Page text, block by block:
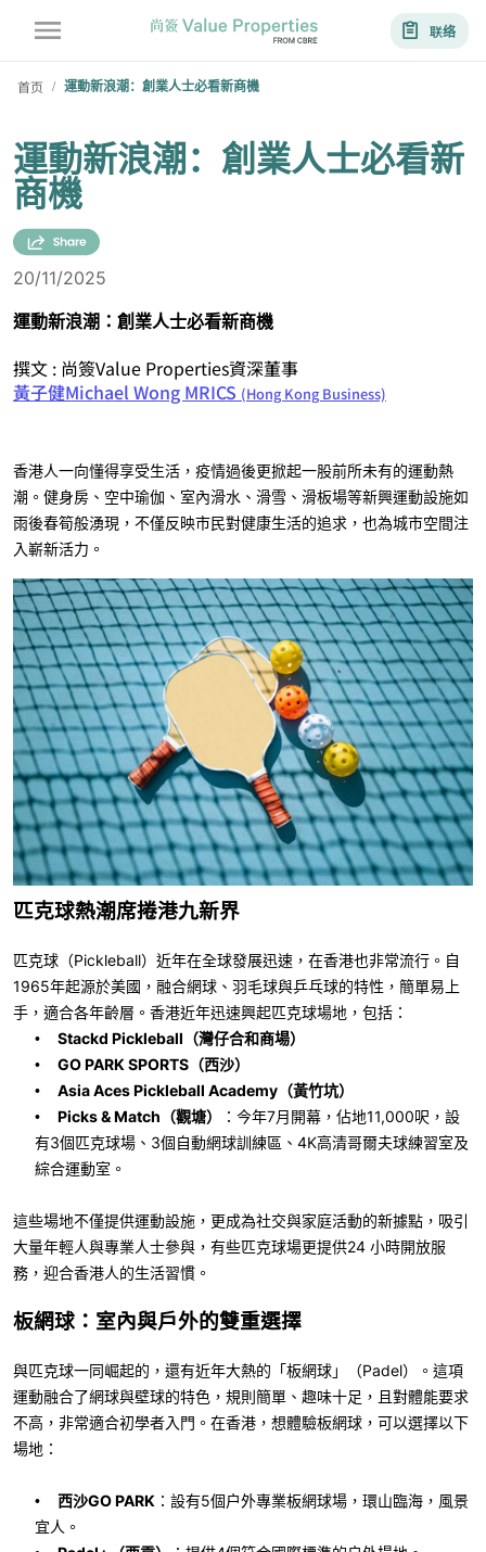
联络
首页 / 運動新浪潮：創業人士必看新商機
運動新浪潮：創業人士必看新
商機
20/11/2025
運動新浪潮：創業人士必看新商機
撰文 : 尚簽Value Properties資深董事
黃子健Michael Wong MRICS (Hong Kong Business)
香港人一向懂得享受生活，疫情過後更掀起一股前所未有的運動熱
潮。健身房、空中瑜伽、室內滑水、滑雪、滑板場等新興運動設施如
雨後春筍般湧現，不僅反映市民對健康生活的追求，也為城市空間注
入嶄新活力。
匹克球熱潮席捲港九新界
匹克球（Pickleball）近年在全球發展迅速，在香港也非常流行。自
1965年起源於美國，融合網球、羽毛球與乒乓球的特性，簡單易上
手，適合各年齡層。香港近年迅速興起匹克球場地，包括：
• Stackd Pickleball （灣仔合和商場）
• GO PARK SPORTS （西沙）
• Asia Aces Pickleball Academy （黃竹坑）
• Picks & Match （觀塘） ：今年7月開幕，佔地11,000呎，設
有3個匹克球場、 3個自動網球訓練區、 4K高清哥爾夫球練習室及
綜合運動室。
這些場地不僅提供運動設施，更成為社交與家庭活動的新據點，吸引
大量年輕人與專業人士參與，有些匹克球場更提供24 小時開放服
務，迎合香港人的生活習慣。
板網球：室內與戶外的雙重選擇
與匹克球一同崛起的，還有近年大熱的「板網球」（Padel）。這項
運動融合了網球與壁球的特色，規則簡單、趣味十足，且對體能要求
不高，非常適合初學者入門。在香港，想體驗板網球，可以選擇以下
場地：
• 西沙GO PARK ：設有5個户外專業板網球場，環山臨海，風景
宜人。